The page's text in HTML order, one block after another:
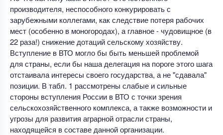
производителя, неспособного конкурировать с
зарубежными коллегами, как следствие потеря рабочих
мест (особенно в моногородах), а главное - чудовищное (в
22 раза!) снижение дотаций сельскому хозяйству.
Вступление в ВТО могло бы быть меньшей проблемой
для страны, если бы наша делегация на пороге этого шага
отстаивала интересы своего государства, а не "сдавала"
позиции. В табл. 1 рассмотрены слабые и сильные
стороны вступления России в ВТО с точки зрения
сельскохозяйственного комплекса, а также возможности и
угрозы для развития аграрной отрасли страны,
находящейся в составе данной организации.